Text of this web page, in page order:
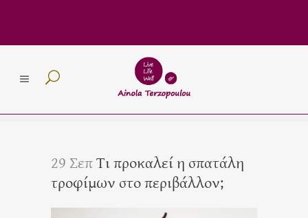
29 ΣεπΤι προκαλεί η σπατάλη
τροφίμων στο περιβάλλον;